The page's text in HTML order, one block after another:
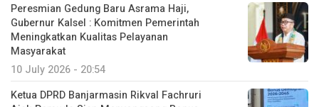
Peresmian Gedung Baru Asrama Haji,
Gubernur Kalsel : Komitmen Pemerintah
Meningkatkan Kualitas Pelayanan
Masyarakat
10 July 2026 - 20:54
Ketua DPRD Banjarmasin Rikval Fachruri